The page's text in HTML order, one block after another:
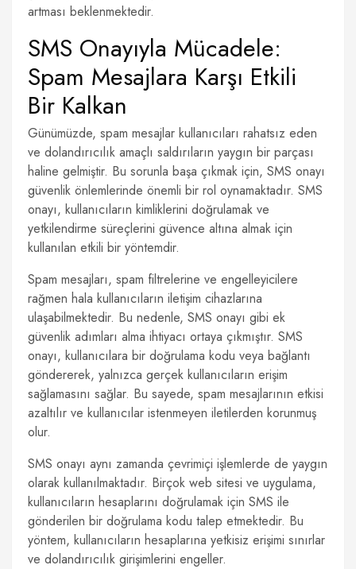
artması beklenmektedir.
SMS Onayıyla Mücadele:
Spam Mesajlara Karşı Etkili
Bir Kalkan
Günümüzde, spam mesajlar kullanıcıları rahatsız eden
ve dolandırıcılık amaçlı saldırıların yaygın bir parçası
haline gelmiştir. Bu sorunla başa çıkmak için, SMS onayı
güvenlik önlemlerinde önemli bir rol oynamaktadır. SMS
onayı, kullanıcıların kimliklerini doğrulamak ve
yetkilendirme süreçlerini güvence altına almak için
kullanılan etkili bir yöntemdir.
Spam mesajları, spam filtrelerine ve engelleyicilere
rağmen hala kullanıcıların iletişim cihazlarına
ulaşabilmektedir. Bu nedenle, SMS onayı gibi ek
güvenlik adımları alma ihtiyacı ortaya çıkmıştır. SMS
onayı, kullanıcılara bir doğrulama kodu veya bağlantı
göndererek, yalnızca gerçek kullanıcıların erişim
sağlamasını sağlar. Bu sayede, spam mesajlarının etkisi
azaltılır ve kullanıcılar istenmeyen iletilerden korunmuş
olur.
SMS onayı aynı zamanda çevrimiçi işlemlerde de yaygın
olarak kullanılmaktadır. Birçok web sitesi ve uygulama,
kullanıcıların hesaplarını doğrulamak için SMS ile
gönderilen bir doğrulama kodu talep etmektedir. Bu
yöntem, kullanıcıların hesaplarına yetkisiz erişimi sınırlar
ve dolandırıcılık girişimlerini engeller.